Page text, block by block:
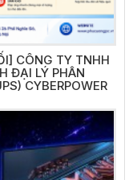
CÔNG TY TNHH
ĐẠI LÝ PHÂN
CYBERPOWER